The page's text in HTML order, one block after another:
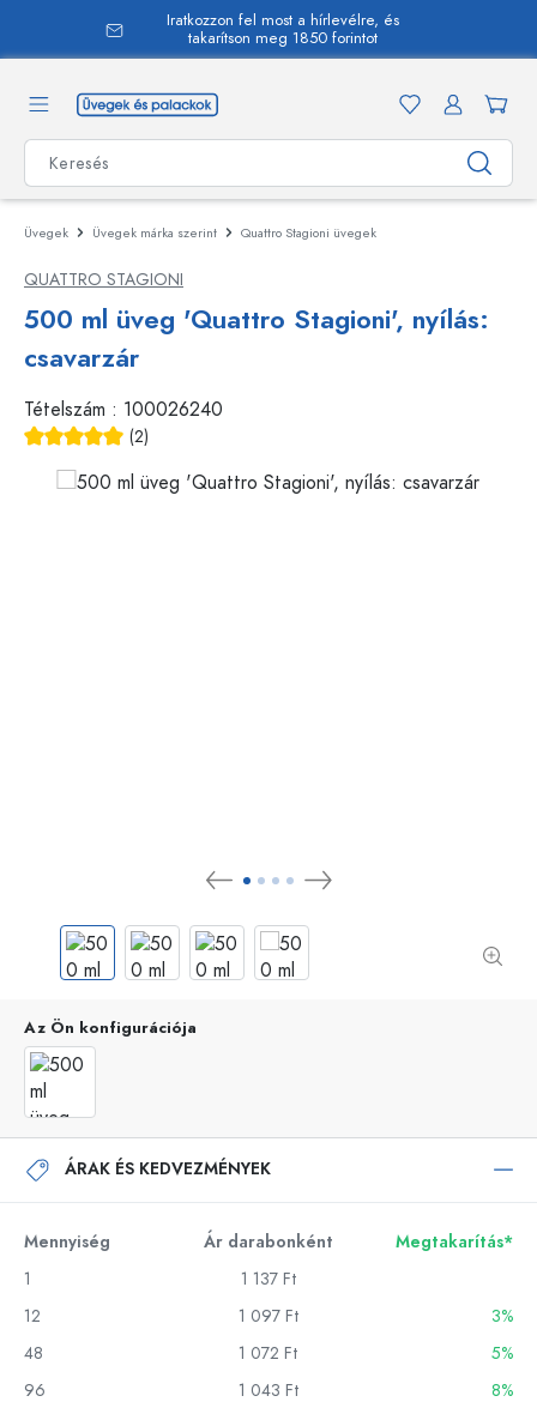
Iratkozzon fel most a hírlevélre, és
takarítson meg 1850 forintot
Üvegek Üvegek márka szerint Quattro Stagioni üvegek
QUATTRO STAGIONI
500 ml üveg 'Quattro Stagioni', nyílás:
csavarzár
Tételszám : 100026240
(2)
Az Ön konfigurációja
ÁRAK ÉS KEDVEZMÉNYEK
Mennyiség Ár darabonként
Megtakarítás*
1
1 137 Ft
12
1 097 Ft
3%
48
1 072 Ft
5%
96
1 043 Ft
8%